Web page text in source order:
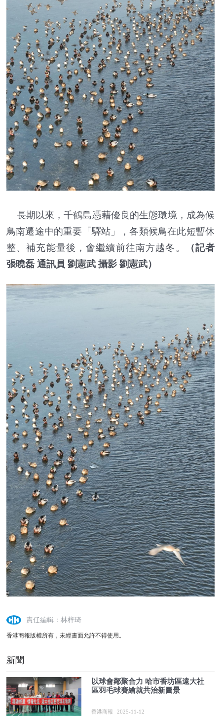
長期以來，千鶴島憑藉優良的生態環境，成為候
鳥南遷途中的重要「驛站」，各類候鳥在此短暫休
整、補充能量後，會繼續前往南方越冬。
（記者
張曉磊 通訊員 劉憲武 攝影 劉憲武）
責任編輯：林梓琦
香港商報版權所有，未經書面允許不得使用。
新聞
以球會鄰聚合力 哈市香坊區遠大社
區羽毛球賽繪就共治新圖景
香港商報 2025-11-12